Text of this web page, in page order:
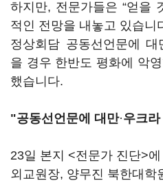
하지만, 전문가들은 “얻을
적인 전망을 내놓고 있습니
정상회담 공동선언문에 대
을 경우 한반도 평화에 악
했습니다.
"공동선언문에 대만·우크
23일 본지 <전문가 진단>
외교원장, 양무진 북한대학